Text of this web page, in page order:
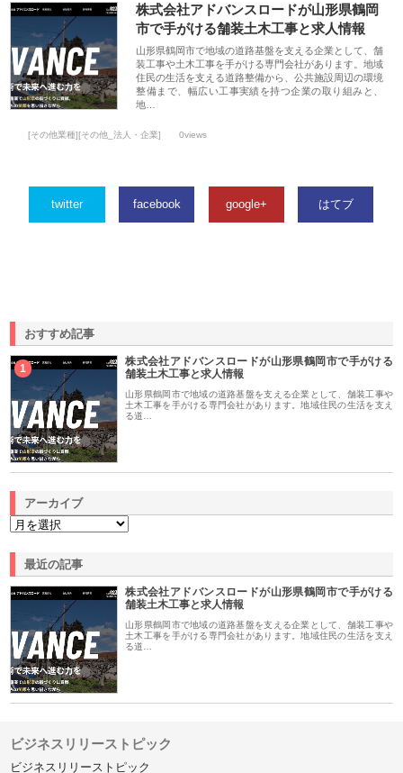
株式会社アドバンスロードが山形県鶴岡
市で手がける舗装土木工事と求人情報
山形県鶴岡市で地域の道路基盤を支える企業として、舗
装工事や土木工事を手がける専門会社があります。地域
住民の生活を支える道路整備から、公共施設周辺の環境
整備まで、幅広い工事実績を持つ企業の取り組みと、
地…
[その他業種][その他_法人・企業] 0views
twitter facebook google+ はてブ
おすすめ記事
1
株式会社アドバンスロードが山形県鶴岡市で手がける
舗装土木工事と求人情報
山形県鶴岡市で地域の道路基盤を支える企業として、舗装工事や
土木工事を手がける専門会社があります。地域住民の生活を支え
る道…
アーカイブ
最近の記事
株式会社アドバンスロードが山形県鶴岡市で手がける
舗装土木工事と求人情報
山形県鶴岡市で地域の道路基盤を支える企業として、舗装工事や
土木工事を手がける専門会社があります。地域住民の生活を支え
る道…
ビジネスリリーストピック
ビジネスリリーストピック